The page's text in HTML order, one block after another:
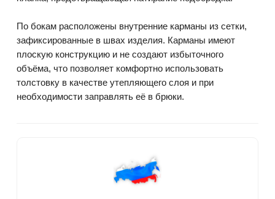
По бокам расположены внутренние карманы из сетки,
зафиксированные в швах изделия. Карманы имеют
плоскую конструкцию и не создают избыточного
объёма, что позволяет комфортно использовать
толстовку в качестве утепляющего слоя и при
необходимости заправлять её в брюки.